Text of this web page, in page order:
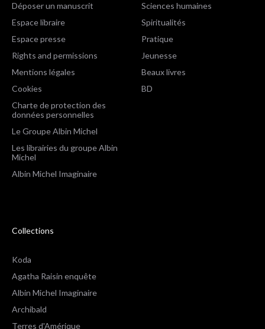
Déposer un manuscrit
Espace libraire
Espace presse
Rights and permissions
Mentions légales
Cookies
Charte de protection des
données personnelles
Le Groupe Albin Michel
Les librairies du groupe Albin
Michel
Albin Michel Imaginaire
Sciences humaines
Spiritualités
Pratique
Jeunesse
Beaux livres
BD
Collections
Koda
Agatha Raisin enquête
Albin Michel Imaginaire
Archibald
Terres d'Amérique